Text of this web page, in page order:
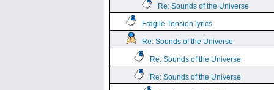
Re: Sounds of the Universe
Fragile Tension lyrics
Re: Sounds of the Universe
Re: Sounds of the Universe
Re: Sounds of the Universe